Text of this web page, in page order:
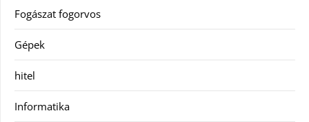
Fogászat fogorvos
Gépek
hitel
Informatika